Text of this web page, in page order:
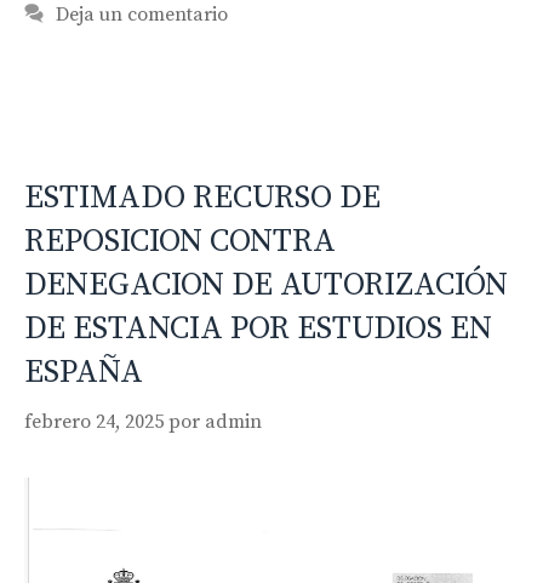
Deja un comentario
ESTIMADO RECURSO DE
REPOSICION CONTRA
DENEGACION DE AUTORIZACIÓN
DE ESTANCIA POR ESTUDIOS EN
ESPAÑA
febrero 24, 2025 por admin